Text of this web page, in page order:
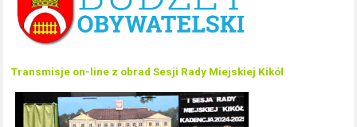
Transmisje on-line z obrad Sesji Rady Miejskiej Kikół